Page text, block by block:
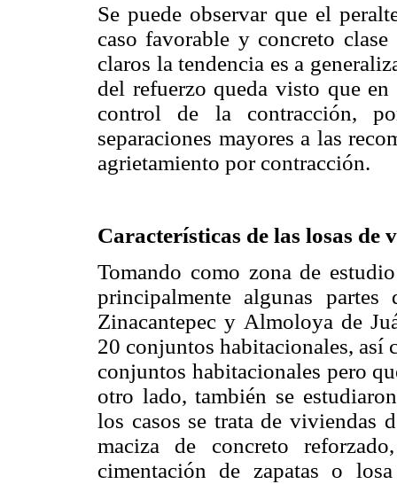
Se puede observar que el
caso favorable y concreto
claros la tendencia es a
del refuerzo queda visto que
control de la contracción,
separaciones mayores a las
agrietamiento por contracción.
Características de las losas de
Tomando como zona de
principalmente algunas
Zinacantepec y Almoloya de
20 conjuntos habitacionales, así
conjuntos habitacionales pero
otro lado, también se
los casos se trata de viviendas
maciza de concreto
cimentación de zapatas o